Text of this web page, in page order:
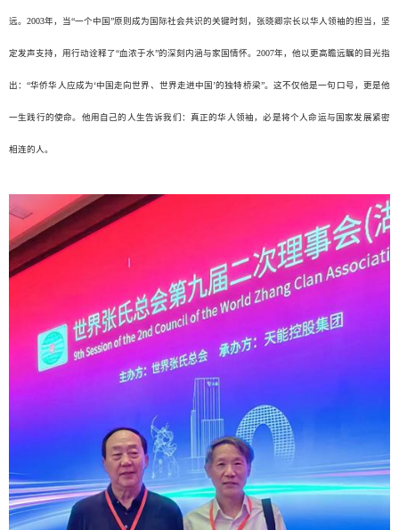
远。2003年，当“一个中国”原则成为国际社会共识的关键时刻，张晓卿宗长以华人领袖的担当，坚
定发声支持，用行动诠释了“血浓于水”的深刻内涵与家国情怀。2007年，他以更高瞻远瞩的目光指
出：“华侨华人应成为‘中国走向世界、世界走进中国’的独特桥梁”。这不仅他是一句口号，更是他
一生践行的使命。他用自己的人生告诉我们：真正的华人领袖，必是将个人命运与国家发展紧密
相连的人。